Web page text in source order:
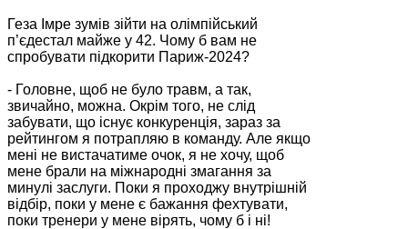
Геза Імре зумів зійти на олімпійський
п’єдестал майже у 42. Чому б вам не
спробувати підкорити Париж-2024?
- Головне, щоб не було травм, а так,
звичайно, можна. Окрім того, не слід
забувати, що існує конкуренція, зараз за
рейтингом я потрапляю в команду. Але якщо
мені не вистачатиме очок, я не хочу, щоб
мене брали на міжнародні змагання за
минулі заслуги. Поки я проходжу внутрішній
відбір, поки у мене є бажання фехтувати,
поки тренери у мене вірять, чому б і ні!